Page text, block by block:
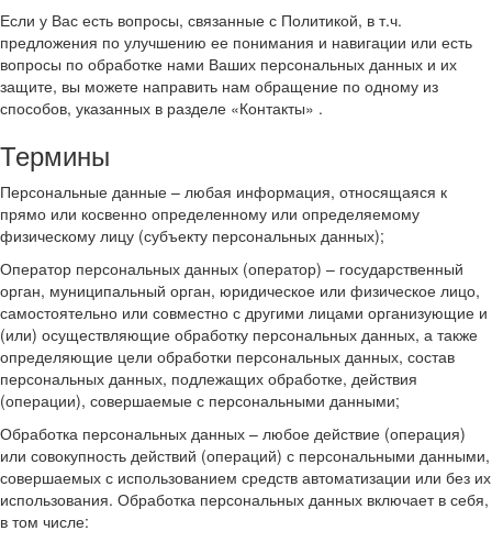
Если у Вас есть вопросы, связанные с Политикой, в т.ч.
предложения по улучшению ее понимания и навигации или есть
вопросы по обработке нами Ваших персональных данных и их
защите, вы можете направить нам обращение по одному из
способов, указанных в разделе «Контакты» .
Термины
Персональные данные – любая информация, относящаяся к
прямо или косвенно определенному или определяемому
физическому лицу (субъекту персональных данных);
Оператор персональных данных (оператор) – государственный
орган, муниципальный орган, юридическое или физическое лицо,
самостоятельно или совместно с другими лицами организующие и
(или) осуществляющие обработку персональных данных, а также
определяющие цели обработки персональных данных, состав
персональных данных, подлежащих обработке, действия
(операции), совершаемые с персональными данными;
Обработка персональных данных – любое действие (операция)
или совокупность действий (операций) с персональными данными,
совершаемых с использованием средств автоматизации или без их
использования. Обработка персональных данных включает в себя,
в том числе: